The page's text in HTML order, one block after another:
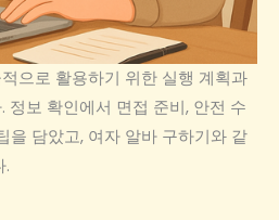
으로 활용하기 위한 실행 계획과
정보 확인에서 면접 준비, 안전 수
을 담았고, 여자 알바 구하기와 같
.